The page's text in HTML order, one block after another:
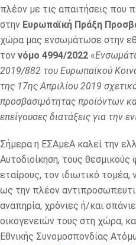
πλέον με τις απαιτήσεις που
στην Ευρωπαϊκή Πράξη
χώρα μας ενσωμάτωσε στην
τον νόμο 4994/2022 «
2019/882 του Ευρωπαϊκού
της 17ης Απριλίου 2019
προσβασιμότητας προϊόντων
επείγουσες διατάξεις για την
Σήμερα η ΕΣΑμεΑ καλεί την
Αυτοδιοίκηση, τους θεσμικούς
εταίρους, τον ιδιωτικό τομέα,
ως την πλέον
αναπηρία, χρόνιες ή/και
οικογενειών τους στη χώρα,
Εθνικής Συνομοσπονδίας